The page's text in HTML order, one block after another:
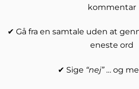
kommentar
✔ Gå fra en samtale uden at
eneste ord
✔ Sige “nej”… og